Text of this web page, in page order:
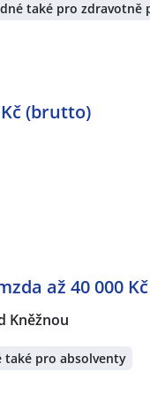
také pro zdravotně
(brutto)
až 40 000
Kněžnou
také pro absolventy